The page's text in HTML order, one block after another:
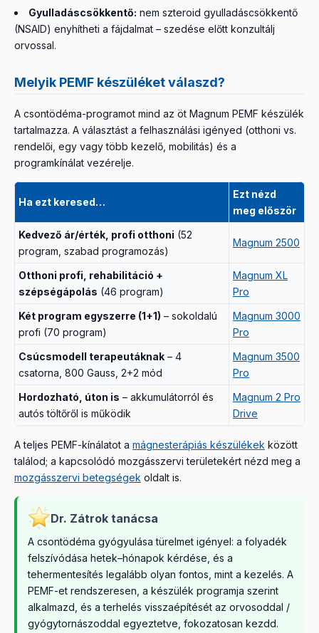
Gyulladáscsökkentő: nem szteroid gyulladáscsökkentő
(NSAID) enyhítheti a fájdalmat – szedése előtt konzultálj
orvossal.
Melyik PEMF készüléket válaszd?
A csontödéma-programot mind az öt Magnum PEMF készülék
tartalmazza. A választást a felhasználási igényed (otthoni vs.
rendelői, egy vagy több kezelő, mobilitás) és a
programkínálat vezérelje.
Ha ezt keresed…
Ezt nézd
meg először
Kedvező ár/érték, profi otthoni (52
program, szabad programozás)
Magnum 2500
Otthoni profi, rehabilitáció +
szépségápolás (46 program)
Magnum XL
Pro
Két program egyszerre (1+1) – sokoldalú
profi (70 program)
Magnum 3000
Pro
Csúcsmodell terapeutáknak – 4
csatorna, 800 Gauss, 2+2 mód
Magnum 3500
Pro
Hordozható, úton is – akkumulátorról és
autós töltőről is működik
Magnum 2 Pro
Drive
A teljes PEMF-kínálatot a mágnesterápiás készülékek között
találod; a kapcsolódó mozgásszervi területekért nézd meg a
mozgásszervi betegségek oldalt is.
Dr. Zátrok tanácsa
A csontödéma gyógyulása türelmet igényel: a folyadék
felszívódása hetek–hónapok kérdése, és a
tehermentesítés legalább olyan fontos, mint a kezelés. A
PEMF-et rendszeresen, a készülék programja szerint
alkalmazd, és a terhelés visszaépítését az orvosoddal /
gyógytornászoddal egyeztetve, fokozatosan kezdd.